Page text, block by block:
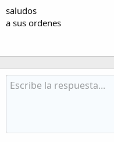
saludos
a sus ordenes